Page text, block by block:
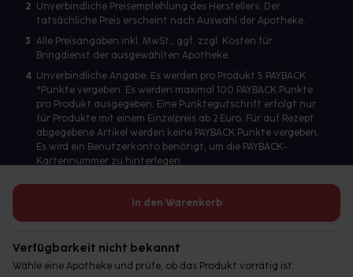
In den Warenkorb
Verfügbarkeit nicht bekannt
Wähle eine Apotheke und prüfe, ob das Produkt vorrätig ist.
2 Unverbindliche Preisempfehlung des Herstellers. Der
tatsächliche Preis erscheint nach Auswahl der Apotheke.
3 Alle Preisangaben inkl. MwSt., ggf. zzgl. Kosten für
Bringdienst der ausgewählten Apotheke.
4 Unverbindliche Angabe. Es werden pro Produkt 5 PAYBACK
°Punkte vergeben. Es werden maximal 100 PAYBACK Punkte
pro Produkt ausgegeben. Eine Punktegutschrift erfolgt nur
für Produkte mit einem Einzelpreis ab 2 Euro. Für auf Rezept
abgegebene Artikel werden keine PAYBACK Punkte vergeben.
Es wird ein Benutzerkonto benötigt, um die PAYBACK-
Kartennummer zu hinterlegen.
Betreiber des Portals und verantwortlich: gesund.de GmbH &
© 2026 gesund.de GmbH & Co. KG